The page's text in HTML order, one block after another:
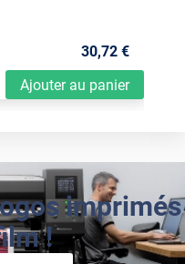
Ajouter au panier
30,72 €
imprimés
!